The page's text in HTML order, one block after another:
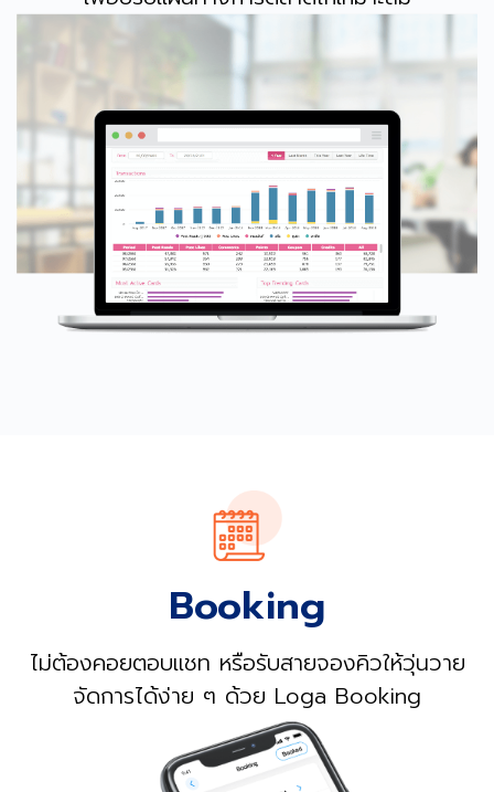
Booking
ไม่ต้องคอยตอบแชท หรือรับสายจองคิวให้วุ่นวาย
จัดการได้ง่าย ๆ ด้วย Loga Booking